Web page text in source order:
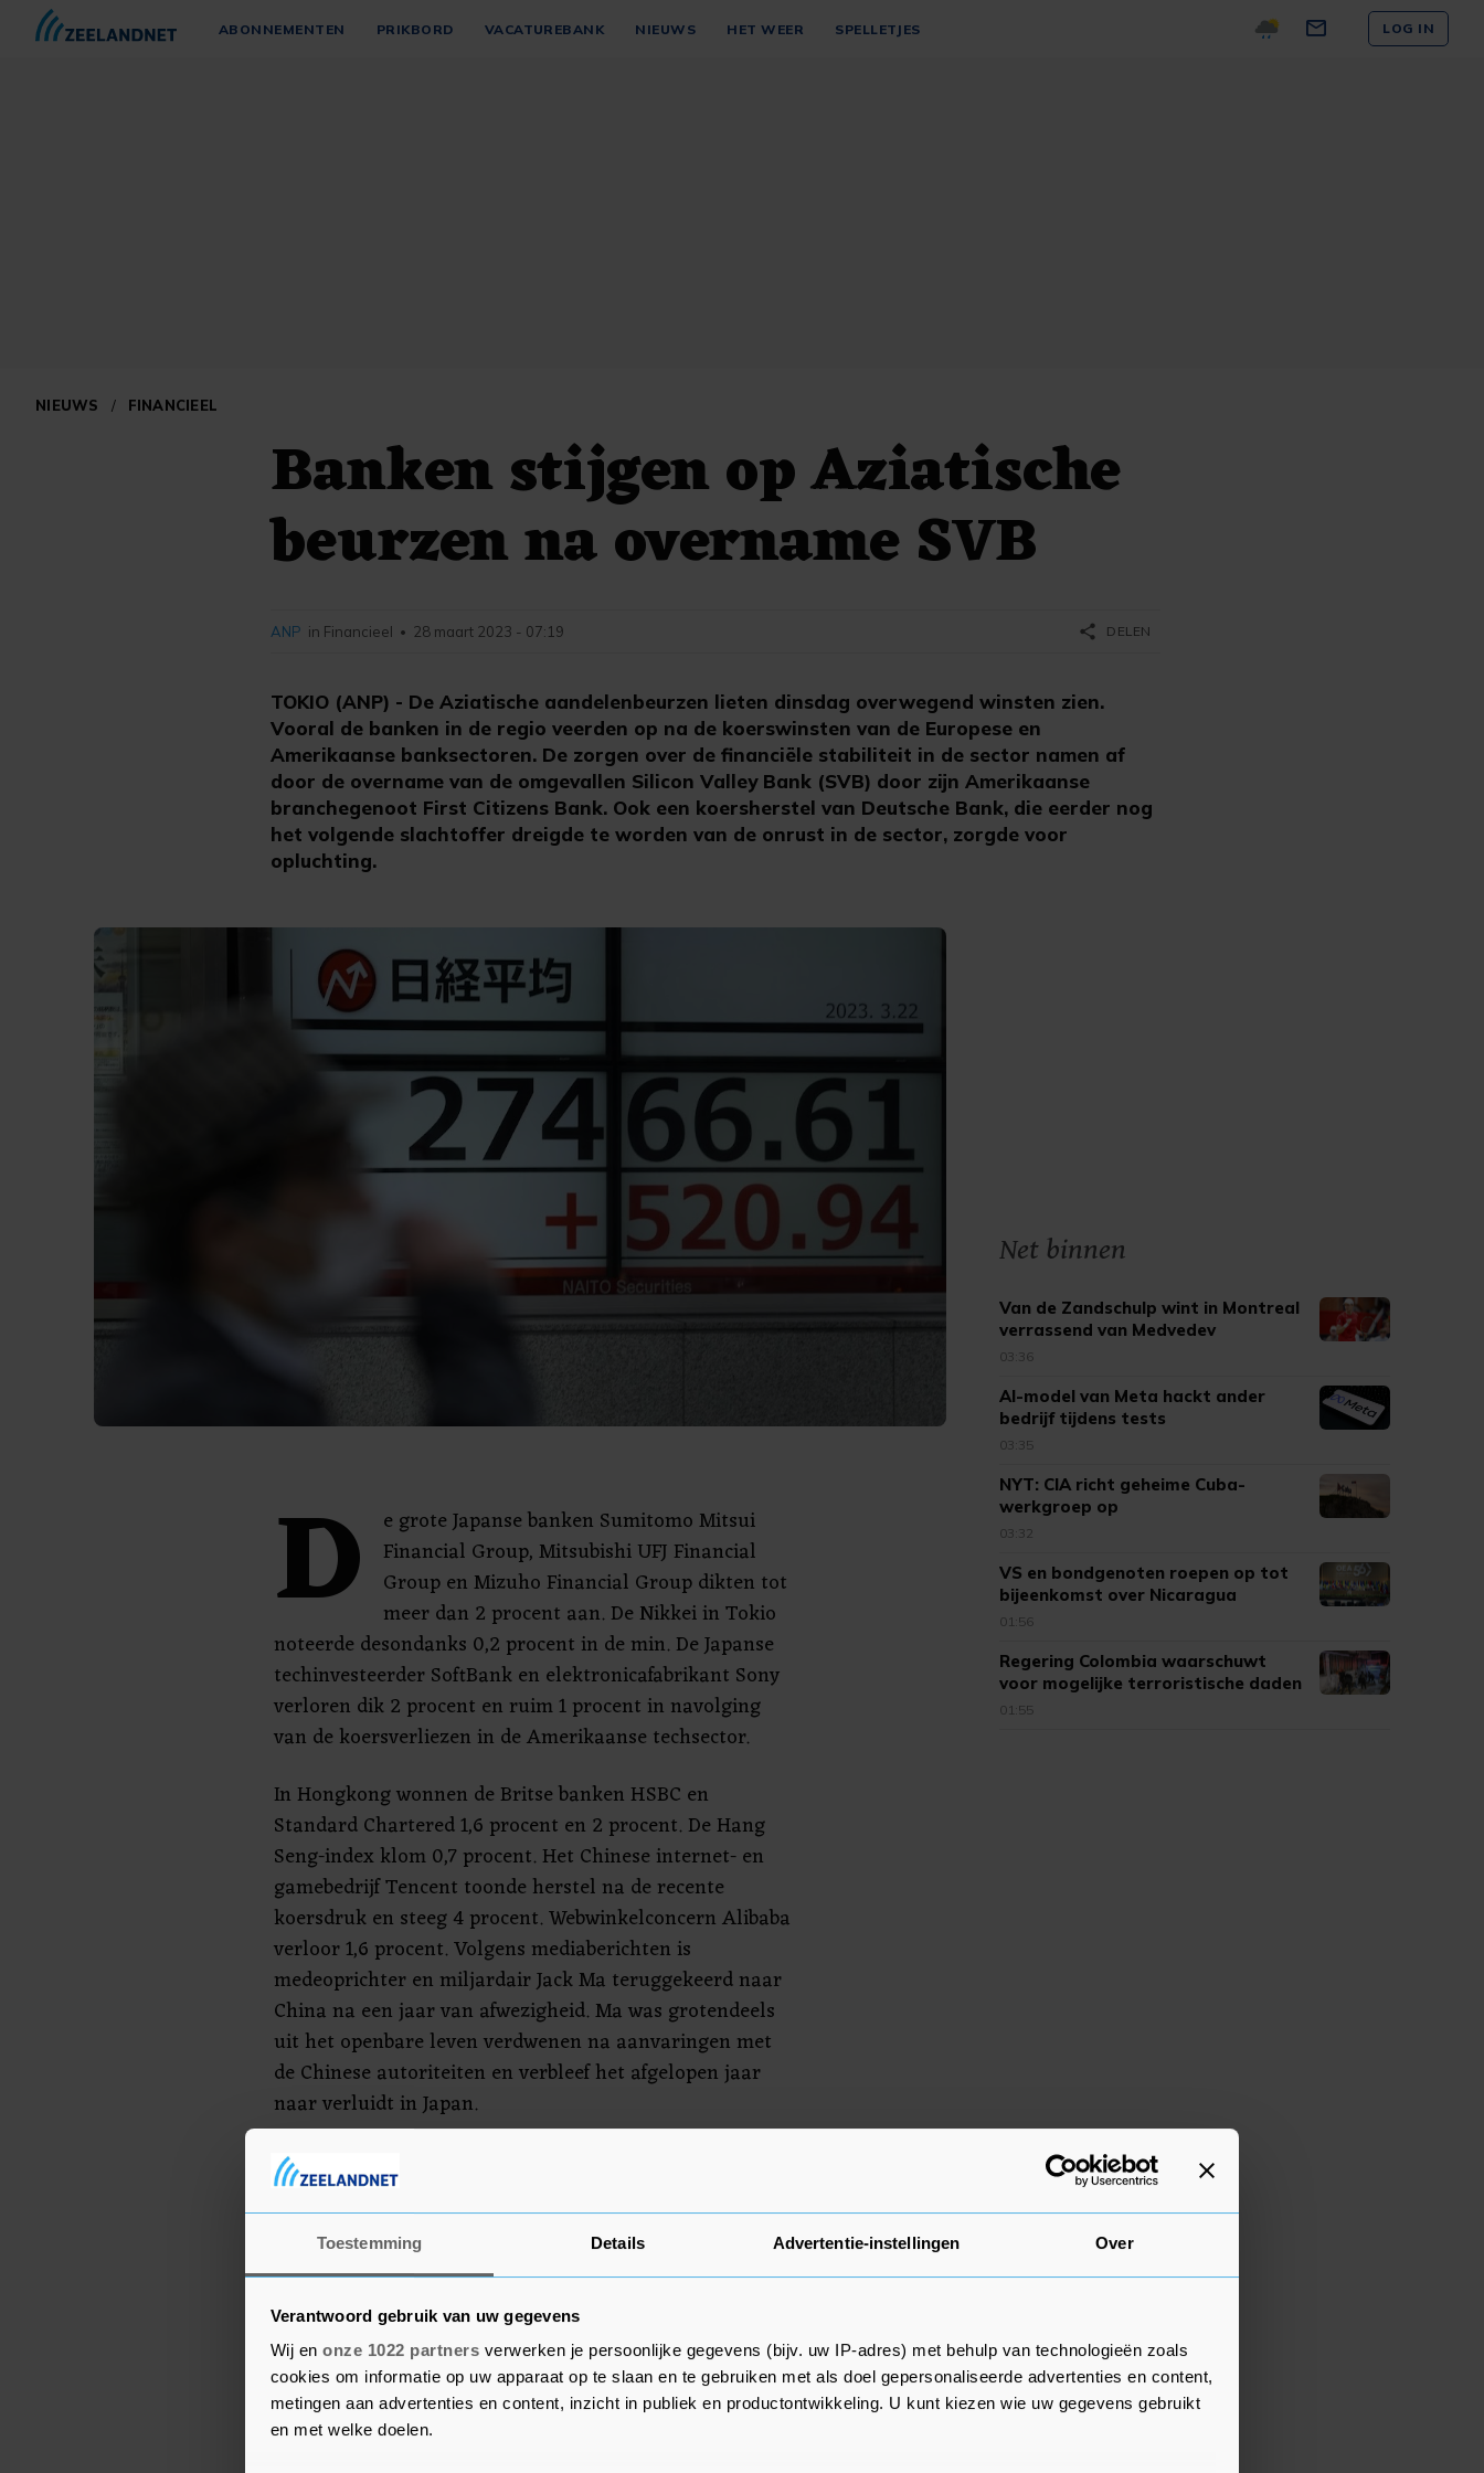
Toestemming Details Advertentie-instellingen Over
Verantwoord gebruik van uw gegevens
Wij en onze 1022 partners verwerken je persoonlijke gegevens (bijv. uw IP-adres) met behulp van technologieën zoals
cookies om informatie op uw apparaat op te slaan en te gebruiken met als doel gepersonaliseerde advertenties en content,
metingen aan advertenties en content, inzicht in publiek en productontwikkeling. U kunt kiezen wie uw gegevens gebruikt
en met welke doelen.
ABONNEMENTEN PRIKBORD VACATUREBANK NIEUWS HET WEER SPELLETJES LOG IN
NIEUWS / FINANCIEEL
Banken stijgen op Aziatische
beurzen na overname SVB
TOKIO (ANP) - De Aziatische aandelenbeurzen lieten dinsdag overwegend winsten zien.
Vooral de banken in de regio veerden op na de koerswinsten van de Europese en
Amerikaanse banksectoren. De zorgen over de financiële stabiliteit in de sector namen af
door de overname van de omgevallen Silicon Valley Bank (SVB) door zijn Amerikaanse
branchegenoot First Citizens Bank. Ook een koersherstel van Deutsche Bank, die eerder nog
het volgende slachtoffer dreigde te worden van de onrust in de sector, zorgde voor
opluchting.
ANP in Financieel • 28 maart 2023 - 07:19 share DELEN
D
e grote Japanse banken Sumitomo Mitsui
Financial Group, Mitsubishi UFJ Financial
Group en Mizuho Financial Group dikten tot
meer dan 2 procent aan. De Nikkei in Tokio
noteerde desondanks 0,2 procent in de min. De Japanse
techinvesteerder SoftBank en elektronicafabrikant Sony
verloren dik 2 procent en ruim 1 procent in navolging
van de koersverliezen in de Amerikaanse techsector.
In Hongkong wonnen de Britse banken HSBC en
Standard Chartered 1,6 procent en 2 procent. De Hang
Seng-index klom 0,7 procent. Het Chinese internet- en
gamebedrijf Tencent toonde herstel na de recente
koersdruk en steeg 4 procent. Webwinkelconcern Alibaba
verloor 1,6 procent. Volgens mediaberichten is
medeoprichter en miljardair Jack Ma teruggekeerd naar
China na een jaar van afwezigheid. Ma was grotendeels
uit het openbare leven verdwenen na aanvaringen met
de Chinese autoriteiten en verbleef het afgelopen jaar
naar verluidt in Japan.
Hyundai
De beurs in Shanghai won 0,1 procent. De All Ordinaries
in Sydney steeg 1 procent onder aanvoering van de
Australische banken. Macquarie Group, Westpac,
National Australia Bank en Commonwealth Bank of
Australia kregen er tot 1,8 procent bij. De Zuid-Koreaanse
banken Shinhan Financial Group, KB Financial Group en
Woori Financial Group wonnen tot 8 procent. De Kospi in
Seoul stond 0,6 procent in de plus.
Net binnen
Van de Zandschulp wint in Montreal
verrassend van Medvedev
03:36
AI-model van Meta hackt ander
bedrijf tijdens tests
03:35
NYT: CIA richt geheime Cuba-
werkgroep op
03:32
VS en bondgenoten roepen op tot
bijeenkomst over Nicaragua
01:56
Regering Colombia waarschuwt
voor mogelijke terroristische daden
01:55